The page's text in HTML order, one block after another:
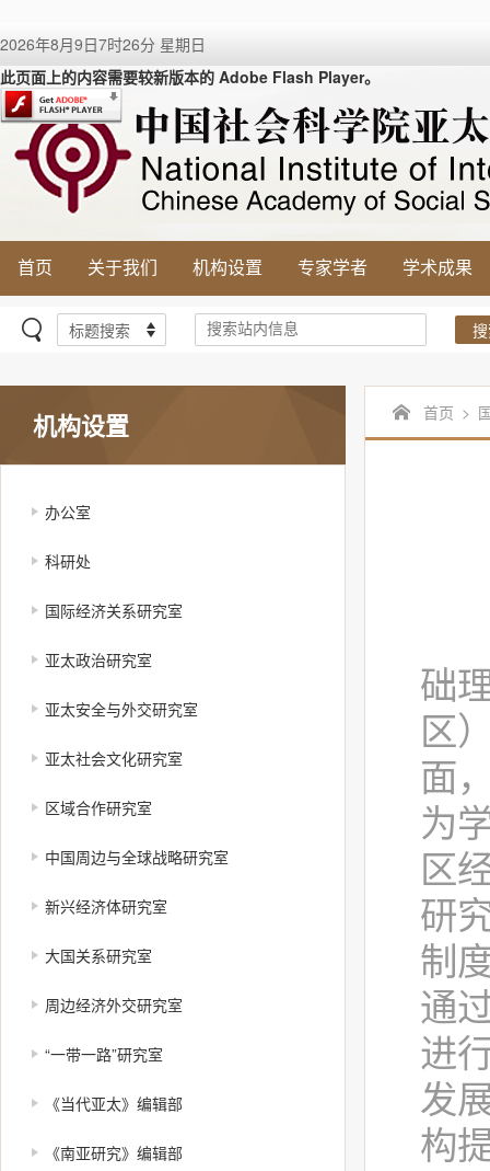
2026年8月9日7时26分 星期日
此页面上的内容需要较新版本的 Adobe Flash Player。
首页 关于我们 机构设置 专家学者 学术成果
机构设置
办公室
科研处
国际经济关系研究室
亚太政治研究室
亚太安全与外交研究室
亚太社会文化研究室
区域合作研究室
中国周边与全球战略研究室
新兴经济体研究室
大国关系研究室
周边经济外交研究室
“一带一路”研究室
《当代亚太》编辑部
《南亚研究》编辑部
首页 >
础
区
面
为
区
研
制
通
进
发
构